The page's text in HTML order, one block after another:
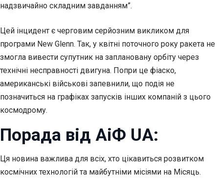
надзвичайно складним завданням”.
Цей інцидент є черговим серйозним викликом для
програми New Glenn. Так, у квітні поточного року ракета не
змогла вивести супутник на заплановану орбіту через
технічні несправності двигуна. Попри це фіаско,
американські військові запевнили, що подія не
позначиться на графіках запусків інших компаній з цього
космодрому.
Порада від АіФ UA:
Ця новина важлива для всіх, хто цікавиться розвитком
космічних технологій та майбутніми місіями на Місяць.